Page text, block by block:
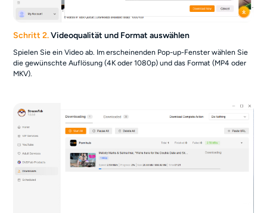
Schritt 2.Videoqualität und Format auswählen
Spielen Sie ein Video ab. Im erscheinenden Pop-up-Fenster wählen Sie
die gewünschte Auflösung (4K oder 1080p) und das Format (MP4 oder
MKV).